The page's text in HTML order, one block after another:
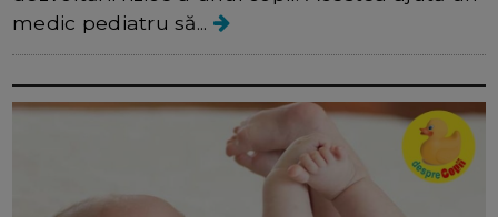
medic pediatru să...